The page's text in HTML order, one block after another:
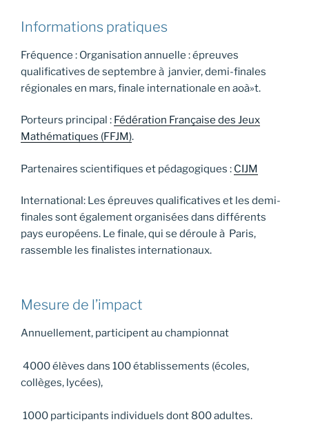
Informations pratiques
Fréquence : Organisation annuelle : épreuves
qualificatives de septembre à janvier, demi-finales
régionales en mars, finale internationale en aoà»t.
Porteurs principal : Fédération Française des Jeux
Mathématiques (FFJM).
Partenaires scientifiques et pédagogiques : CIJM
International: Les épreuves qualificatives et les demi-
finales sont également organisées dans différents
pays européens. Le finale, qui se déroule à Paris,
rassemble les finalistes internationaux.
Mesure de l’impact
Annuellement, participent au championnat
4000 élèves dans 100 établissements (écoles,
collèges, lycées),
1000 participants individuels dont 800 adultes.